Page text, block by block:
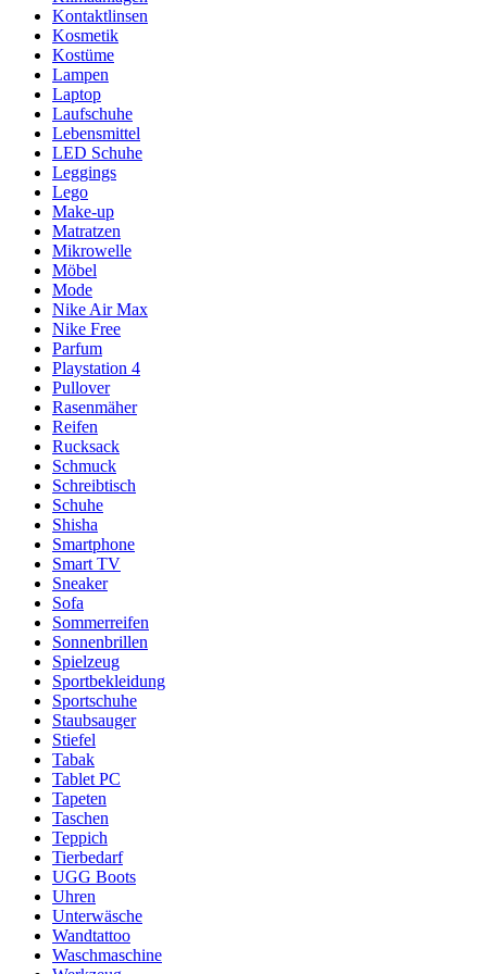
Kontaktlinsen
Kosmetik
Kostüme
Lampen
Laptop
Laufschuhe
Lebensmittel
LED Schuhe
Leggings
Lego
Make-up
Matratzen
Mikrowelle
Möbel
Mode
Nike Air Max
Nike Free
Parfum
Playstation 4
Pullover
Rasenmäher
Reifen
Rucksack
Schmuck
Schreibtisch
Schuhe
Shisha
Smartphone
Smart TV
Sneaker
Sofa
Sommerreifen
Sonnenbrillen
Spielzeug
Sportbekleidung
Sportschuhe
Staubsauger
Stiefel
Tabak
Tablet PC
Tapeten
Taschen
Teppich
Tierbedarf
UGG Boots
Uhren
Unterwäsche
Wandtattoo
Waschmaschine